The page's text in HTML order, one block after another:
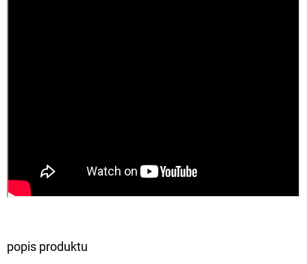
popis produktu